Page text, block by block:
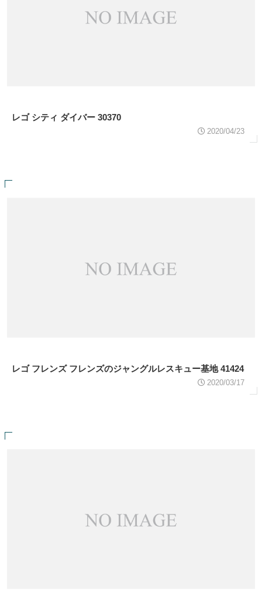
レゴ シティ ダイバー 30370
2020/04/23
レゴ フレンズ フレンズのジャングルレスキュー基地 41424
2020/03/17